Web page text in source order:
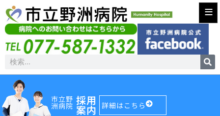
≡
市立野
洲病院 採用
案内 詳細はこちら